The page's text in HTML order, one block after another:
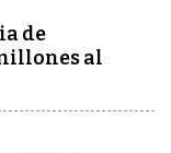
de
al